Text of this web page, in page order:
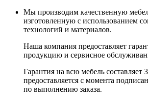
Мы производим качественную
изготовленную с использованием
технологий и материалов.
Наша компания предоставляет
продукцию и сервисное
Гарантия на всю мебель составляет
предоставляется с момента
по выполнению заказа.